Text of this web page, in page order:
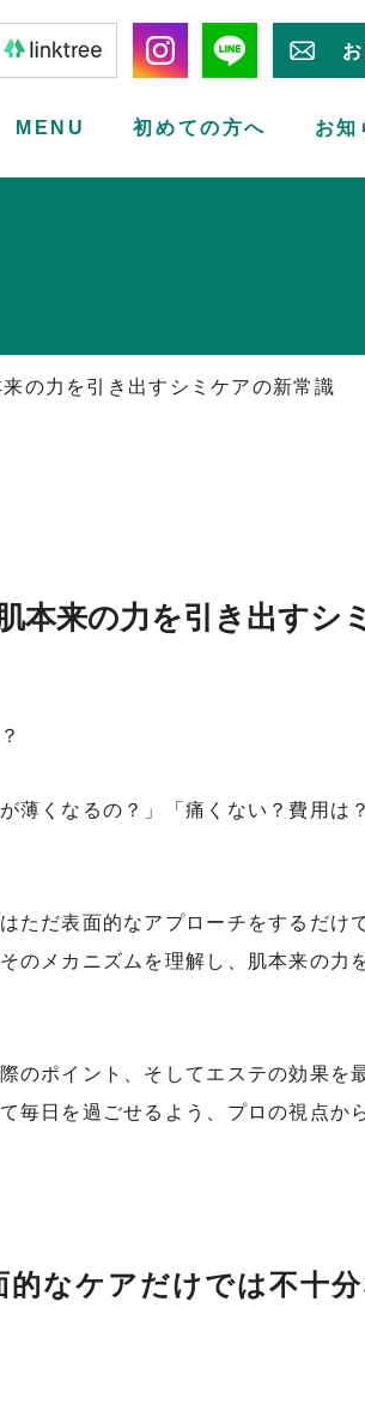
MENU 初めての方へ お知
の力を引き出すシミケアの新常識
本来の力を引き出すシ
薄くなるの？」「痛くない？費用は
ただ表面的なアプローチをするだけ
のメカニズムを理解し、肌本来の力
のポイント、そしてエステの効果を
毎日を過ごせるよう、プロの視点か
なケアだけでは不十